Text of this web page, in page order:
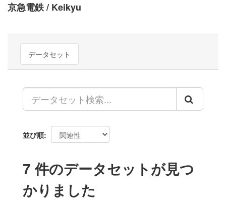
京急電鉄 / Keikyu
データセット
並び順
7 件のデータセットが見つ
かりました